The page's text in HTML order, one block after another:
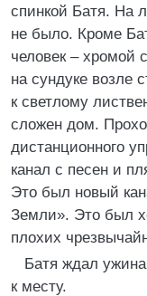
спинкой Батя. На
не было. Кроме
человек – хромой
на сундуке возле
к светлому
сложен дом.
дистанционного
канал с песен и
Это был новый
Земли». Это был
плохих
Батя ждал
к месту.